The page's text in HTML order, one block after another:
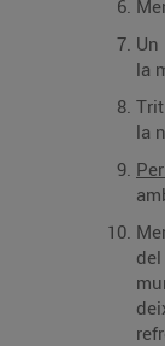
la
la